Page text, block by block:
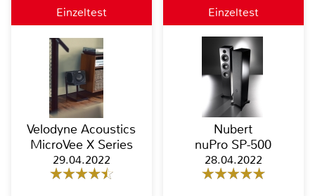
Einzeltest
Velodyne Acoustics
MicroVee X Series
29.04.2022
Einzeltest
Nubert
nuPro SP-500
28.04.2022